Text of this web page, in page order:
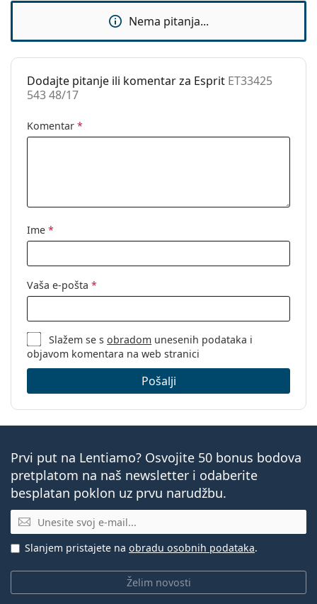
Krpa za
čišćenje:
Da
Ostalo
Spol:
Kategorija:
Dioptrijske naočale
Nema pitanja...
Dodajte pitanje ili komentar za Esprit ET33425
543 48/17
Komentar *
Ime *
Vaša e-pošta *
Slažem se sobradom unesenih podataka i
objavom komentara na web stranici
Pošalji
Prvi put na Lentiamo? Osvojite 50 bonus bodova
pretplatom na naš newsletter i odaberite
besplatan poklon uz prvu narudžbu.
E-mail
Želim novosti
Slanjem pristajete na obradu osobnih podataka.